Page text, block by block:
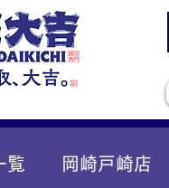
覧 岡崎戸崎店